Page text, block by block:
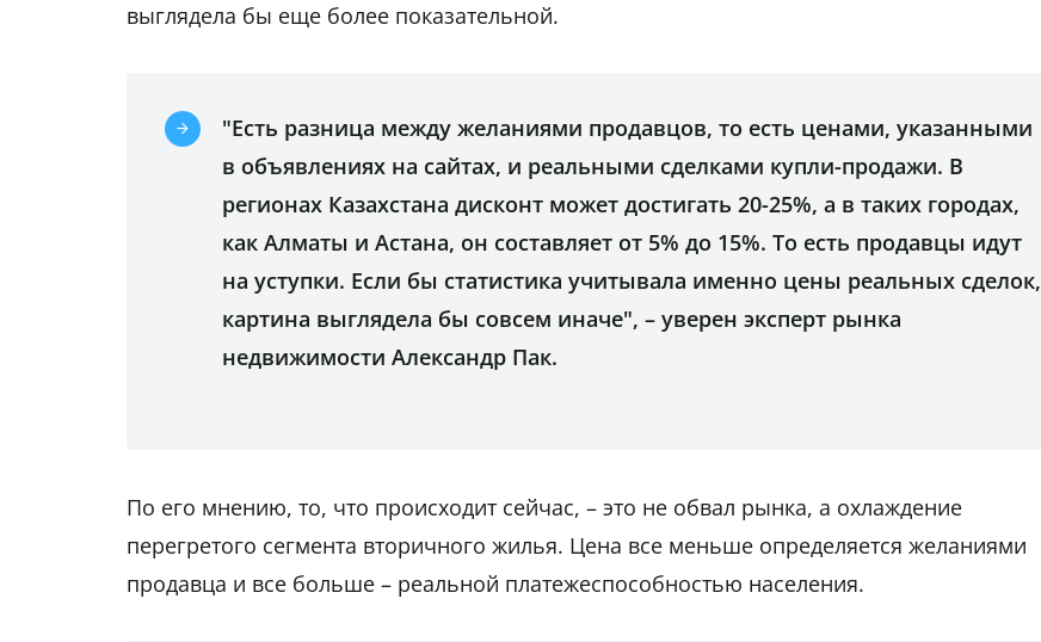
выглядела бы еще более показательной.
"Есть разница между желаниями продавцов, то есть ценами, указанными
в объявлениях на сайтах, и реальными сделками купли-продажи. В
регионах Казахстана дисконт может достигать 20-25%, а в таких городах,
как Алматы и Астана, он составляет от 5% до 15%. То есть продавцы идут
на уступки. Если бы статистика учитывала именно цены реальных сделок,
картина выглядела бы совсем иначе", – уверен эксперт рынка
недвижимости Александр Пак.
По его мнению, то, что происходит сейчас, – это не обвал рынка, а охлаждение
перегретого сегмента вторичного жилья. Цена все меньше определяется желаниями
продавца и все больше – реальной платежеспособностью населения.